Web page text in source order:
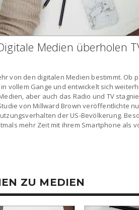
Medien überholen
von den digitalen Medien bestimmt. Ob
vollem Gange und entwickelt sich
aber auch das Radio und TV
von Millward Brown veröffentlichte
der US-Bevölkerung.
mehr Zeit mit ihrem Smartphone als
ZU MEDIEN